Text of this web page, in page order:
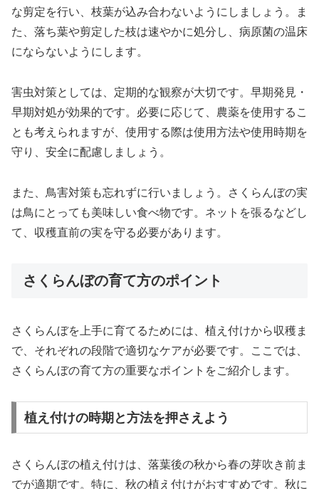
な剪定を行い、枝葉が込み合わないようにしましょう。ま
た、落ち葉や剪定した枝は速やかに処分し、病原菌の温床
にならないようにします。
害虫対策としては、定期的な観察が大切です。早期発見・
早期対処が効果的です。必要に応じて、農薬を使用するこ
とも考えられますが、使用する際は使用方法や使用時期を
守り、安全に配慮しましょう。
また、鳥害対策も忘れずに行いましょう。さくらんぼの実
は鳥にとっても美味しい食べ物です。ネットを張るなどし
て、収穫直前の実を守る必要があります。
さくらんぼの育て方のポイント
さくらんぼを上手に育てるためには、植え付けから収穫ま
で、それぞれの段階で適切なケアが必要です。ここでは、
さくらんぼの育て方の重要なポイントをご紹介します。
植え付けの時期と方法を押さえよう
さくらんぼの植え付けは、落葉後の秋から春の芽吹き前ま
でが適期です。特に、秋の植え付けがおすすめです。秋に